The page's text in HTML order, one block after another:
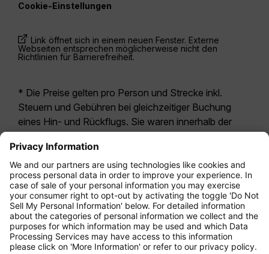
Cookie-Einstellungen
Link öffnet sich in einem neuen Fenster. Externe
Webseiten entsprechen möglicherweise nicht den
Richtlinien für Barrierefreiheit.
* Die Preise gelten pro Person und Strecke inkl.
Steuern und Gebühren bei gleichzeitiger Buchung
eines Hin- und Rückflugs. Sie waren innerhalb der
möglicherweise nicht mehr aktuell. Bei den für die
Economy Class angegebenen Tarifen handelt es
sich i.d.R. um Economy Zero, unsere restriktivste
Tarifoption. Es können hierfür zusätzliche Gebühren
fürAufgabegepäckoder für andere optionale
Leistungen anfallen. Es gelten dieAllgemeinen
Geschäftsbedingungen .